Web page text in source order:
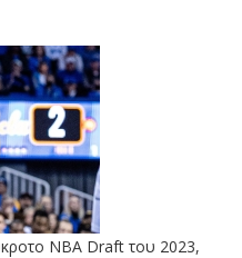
NBA Draft του 2023,